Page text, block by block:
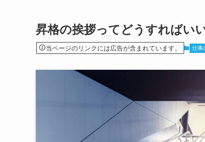
昇格の挨拶ってどうすればい
当ページのリンクには広告が含まれています。 仕事